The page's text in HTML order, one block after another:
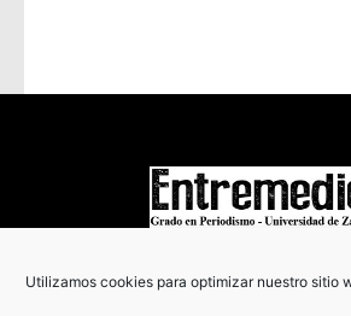
Utilizamos cookies para optimizar nuestro sitio